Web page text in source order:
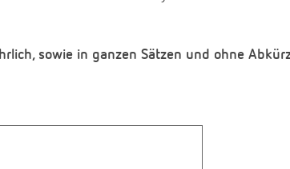
sowie in ganzen Sätzen und ohne